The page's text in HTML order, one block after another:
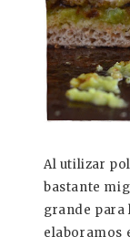
Al utilizar
bastante
grande para
elaboramos